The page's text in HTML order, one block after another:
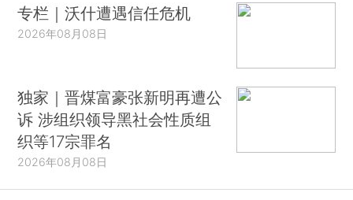
专栏｜沃什遭遇信任危机
2026年08月08日
独家｜晋煤富豪张新明再遭公
诉 涉组织领导黑社会性质组
织等17宗罪名
2026年08月08日